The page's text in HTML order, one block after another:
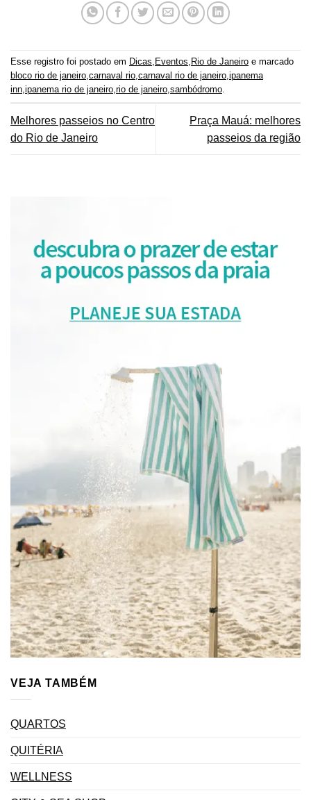
Esse registro foi postado em Dicas, Eventos, Rio de Janeiro e marcado
bloco rio de janeiro,carnaval rio,carnaval rio de janeiro,ipanema
inn,ipanema rio de janeiro,rio de janeiro,sambódromo.
Melhores passeios no Centro
do Rio de Janeiro
Praça Mauá: melhores
passeios da região
VEJA TAMBÉM
QUARTOS
QUITÉRIA
WELLNESS